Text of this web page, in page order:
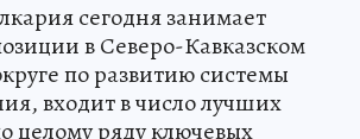
сегодня занимает
в Северо-Кавказском
по развитию системы
входит в число лучших
целому ряду ключевых